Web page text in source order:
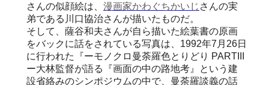
さんの似顔絵は、 漫画家かわぐちかいじ さんの実
弟である川口協治さんが描いたものだ。
そして、薩谷和夫さんが自ら描いた絵葉書の原画
をバックに話をされている写真は、1992年7月26日
に行われた『ーモノクロ曼荼羅色とりどり PARTIII
ー大林監督が語る『画面の中の路地考』という建
設省絡みのシンポジウムの中で、曼荼羅談義の話